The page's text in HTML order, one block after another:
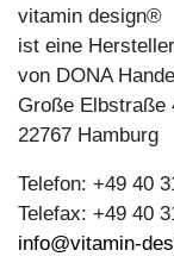
vitamin design®
ist eine
von DONA
Große Elbstraße
22767 Hamburg
Telefon: +49 40
Telefax: +49 40
info@vitamin-